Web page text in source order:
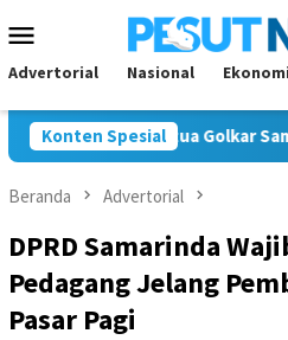
ke
kontenMobile
Advertorial Nasional Ekonomi
Konten Spesial
Tunggal Ketua Golkar
Beranda Advertorial
DPRD Samarinda
Pedagang Jelang
Pasar Pagi